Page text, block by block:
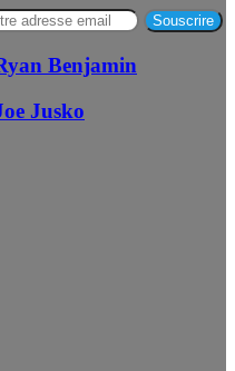
Benjamin
Jusko